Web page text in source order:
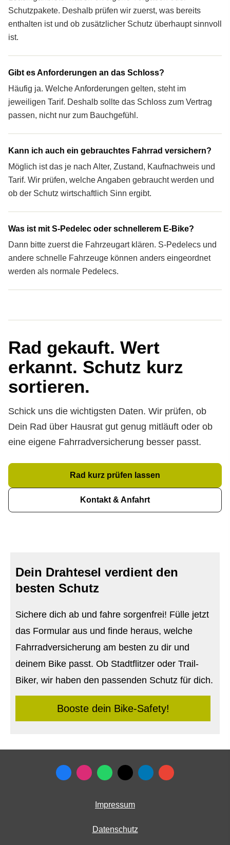
Schutzpakete. Deshalb prüfen wir zuerst, was bereits
enthalten ist und ob zusätzlicher Schutz überhaupt sinnvoll
ist.
Gibt es Anforderungen an das Schloss?
Häufig ja. Welche Anforderungen gelten, steht im
jeweiligen Tarif. Deshalb sollte das Schloss zum Vertrag
passen, nicht nur zum Bauchgefühl.
Kann ich auch ein gebrauchtes Fahrrad ver­sichern?
Möglich ist das je nach Alter, Zustand, Kaufnachweis und
Tarif. Wir prüfen, welche Angaben gebraucht werden und
ob der Schutz wirtschaftlich Sinn ergibt.
Was ist mit S-Pedelec oder schnellerem E-Bike?
Dann bitte zuerst die Fahrzeugart klären. S-Pedelecs und
andere schnelle Fahrzeuge können anders eingeordnet
werden als normale Pedelecs.
Rad gekauft. Wert
erkannt. Schutz kurz
sortieren.
Schick uns die wichtigsten Daten. Wir prüfen, ob
Dein Rad über Hausrat gut genug mitläuft oder ob
eine eigene Fahrradversicherung besser passt.
Rad kurz prüfen lassen
Kontakt & Anfahrt
Dein Drahtesel verdient den
besten Schutz
Sichere dich ab und fahre sorgenfrei! Fülle jetzt
das Formular aus und finde heraus, welche
Fahrradversicherung am besten zu dir und
deinem Bike passt. Ob Stadtflitzer oder Trail-
Biker, wir haben den passenden Schutz für dich.
Booste dein Bike-Safety!
Impressum
Datenschutz